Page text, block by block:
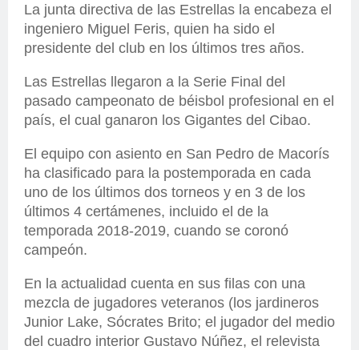
La junta directiva de las Estrellas la encabeza el
ingeniero Miguel Feris, quien ha sido el
presidente del club en los últimos tres años.
Las Estrellas llegaron a la Serie Final del
pasado campeonato de béisbol profesional en el
país, el cual ganaron los Gigantes del Cibao.
El equipo con asiento en San Pedro de Macorís
ha clasificado para la postemporada en cada
uno de los últimos dos torneos y en 3 de los
últimos 4 certámenes, incluido el de la
temporada 2018-2019, cuando se coronó
campeón.
En la actualidad cuenta en sus filas con una
mezcla de jugadores veteranos (los jardineros
Junior Lake, Sócrates Brito; el jugador del medio
del cuadro interior Gustavo Núñez, el relevista